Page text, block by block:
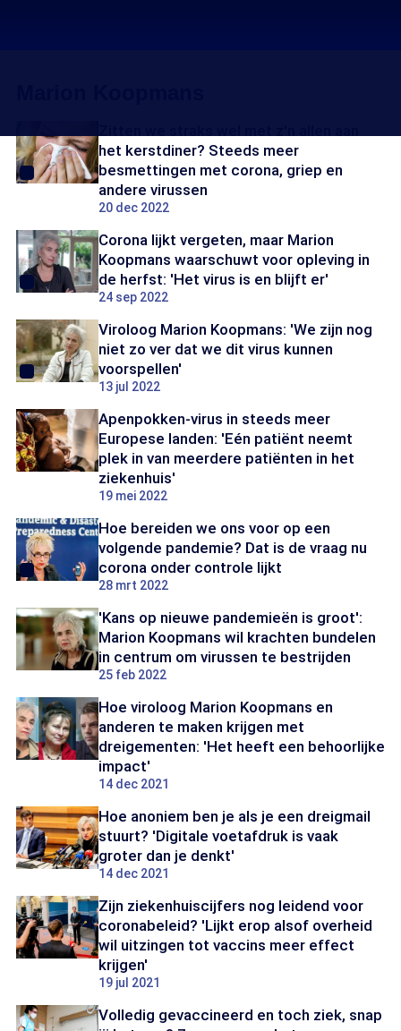
het kerstdiner? Steeds meer
besmettingen met corona, griep en
andere virussen
20 dec 2022
Corona lijkt vergeten, maar Marion
Koopmans waarschuwt voor opleving in
de herfst: 'Het virus is en blijft er'
24 sep 2022
Viroloog Marion Koopmans: 'We zijn nog
niet zo ver dat we dit virus kunnen
voorspellen'
13 jul 2022
Apenpokken-virus in steeds meer
Europese landen: 'Eén patiënt neemt
plek in van meerdere patiënten in het
ziekenhuis'
19 mei 2022
Hoe bereiden we ons voor op een
volgende pandemie? Dat is de vraag nu
corona onder controle lijkt
28 mrt 2022
'Kans op nieuwe pandemieën is groot':
Marion Koopmans wil krachten bundelen
in centrum om virussen te bestrijden
25 feb 2022
Hoe viroloog Marion Koopmans en
anderen te maken krijgen met
dreigementen: 'Het heeft een behoorlijke
impact'
14 dec 2021
Hoe anoniem ben je als je een dreigmail
stuurt? 'Digitale voetafdruk is vaak
groter dan je denkt'
14 dec 2021
Zijn ziekenhuiscijfers nog leidend voor
coronabeleid? 'Lijkt erop alsof overheid
wil uitzingen tot vaccins meer effect
krijgen'
19 jul 2021
Volledig gevaccineerd en toch ziek, snap